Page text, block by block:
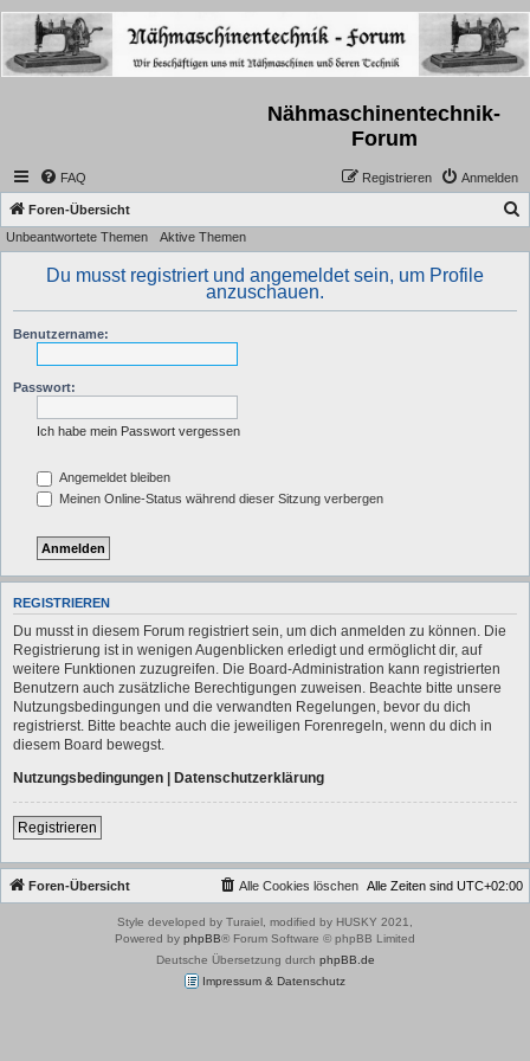
Nähmaschinentechnik-
Forum
FAQ Anmelden
Registrieren
Foren-Übersicht
Unbeantwortete Themen Aktive Themen
Du musst registriert und angemeldet sein, um Profile
anzuschauen.
Benutzername:
Passwort:
Ich habe mein Passwort vergessen
Angemeldet bleiben
Meinen Online-Status während dieser Sitzung verbergen
REGISTRIEREN
Du musst in diesem Forum registriert sein, um dich anmelden zu können. Die
Registrierung ist in wenigen Augenblicken erledigt und ermöglicht dir, auf
weitere Funktionen zuzugreifen. Die Board-Administration kann registrierten
Benutzern auch zusätzliche Berechtigungen zuweisen. Beachte bitte unsere
Nutzungsbedingungen und die verwandten Regelungen, bevor du dich
registrierst. Bitte beachte auch die jeweiligen Forenregeln, wenn du dich in
diesem Board bewegst.
Nutzungsbedingungen | Datenschutzerklärung
Registrieren
Foren-Übersicht Alle Zeiten sind UTC+02:00
Alle Cookies löschen
Style developed by Turaiel, modified by HUSKY 2021,
Powered by phpBB® Forum Software © phpBB Limited
Deutsche Übersetzung durch phpBB.de
Impressum & Datenschutz